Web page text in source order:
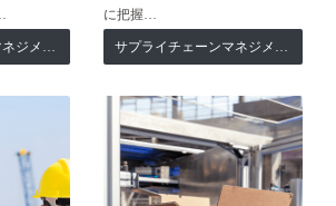
サプライチェーンマネジメント
に把握…
サプライチェーンマネジメント